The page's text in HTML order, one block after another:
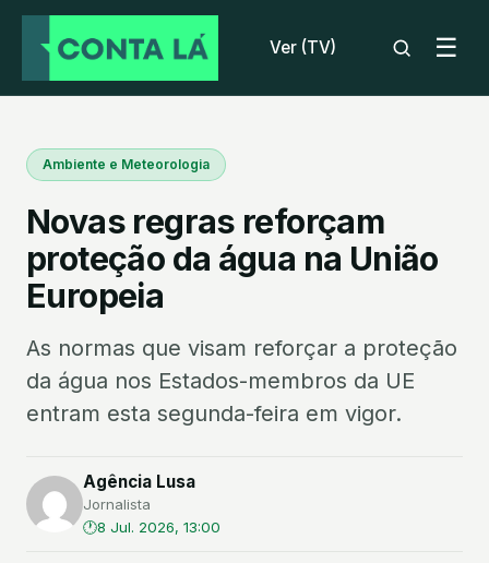
Ver (TV) ☰
Ambiente e Meteorologia
Novas regras reforçam
proteção da água na União
Europeia
As normas que visam reforçar a proteção
da água nos Estados-membros da UE
entram esta segunda-feira em vigor.
Agência Lusa
Jornalista
8 Jul. 2026, 13:00